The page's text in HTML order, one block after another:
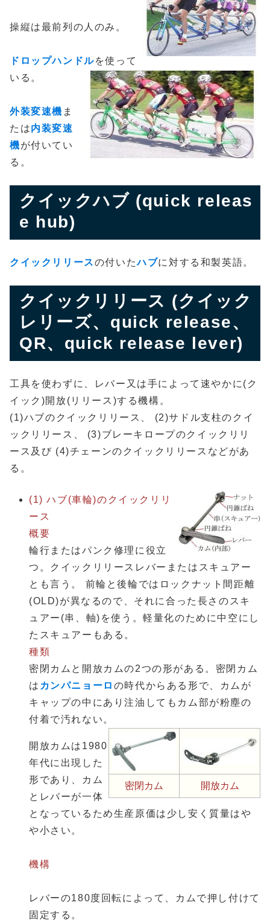
操縦は最前列の人のみ。
ドロップハンドルを使って
いる。
外装変速機 ま
たは内装変速
機が付いてい
る。
クイックハブ (quick releas
e hub)
クイックリリースの付いたハブに対する和製英語。
クイックリリース (クイック
レリーズ、quick release、
QR、quick release lever)
工具を使わずに、レバー又は手によって速やかに(ク
イック)開放(リリース)する機構。
(1)ハブのクイックリリース、 (2)サドル支柱のクイ
ックリリース、 (3)ブレーキロープのクイックリリ
ース及び (4)チェーンのクイックリリースなどがあ
る。
(1) ハブ(車輪)のクイックリリ
ース
概要
輪行またはパンク修理に役立
つ。クイックリリースレバーまたはスキュアー
とも言う。 前輪と後輪ではロックナット間距離
(OLD)が異なるので、それに合った長さのスキ
ュアー(串、軸)を使う。軽量化のために中空にし
たスキュアーもある。
種類
密閉カムと開放カムの2つの形がある。密閉カム
は カンパニョーロ の時代からある形で、カムが
キャップの中にあり注油してもカム部が粉塵の
付着で汚れない。
密閉カム 開放カム
開放カムは1980
年代に出現した
形であり、カム
とレバーが一体
となっているため生産原価は少し安く質量はや
や小さい。
機構
レバーの180度回転によって、カムで押し付けて
固定する。